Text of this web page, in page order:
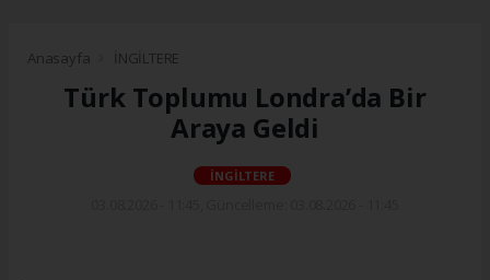
Anasayfa İNGİLTERE
Türk Toplumu Londra’da Bir
Araya Geldi
İNGİLTERE